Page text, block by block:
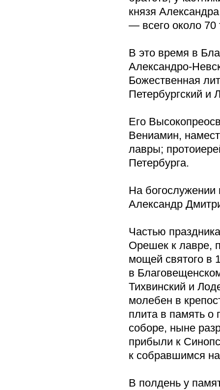
князя
— всего около 70
В это время в
Александро-
Божественная
Петербургский и
Его
Вениамин,
лавры;
Петербурга.
На богослужении
Александр
Частью
Орешек к лавре,
мощей святого в
в
Тихвинский и
молебен в
плита в память
соборе, ныне
прибыли к
к собравшимся
В полдень у